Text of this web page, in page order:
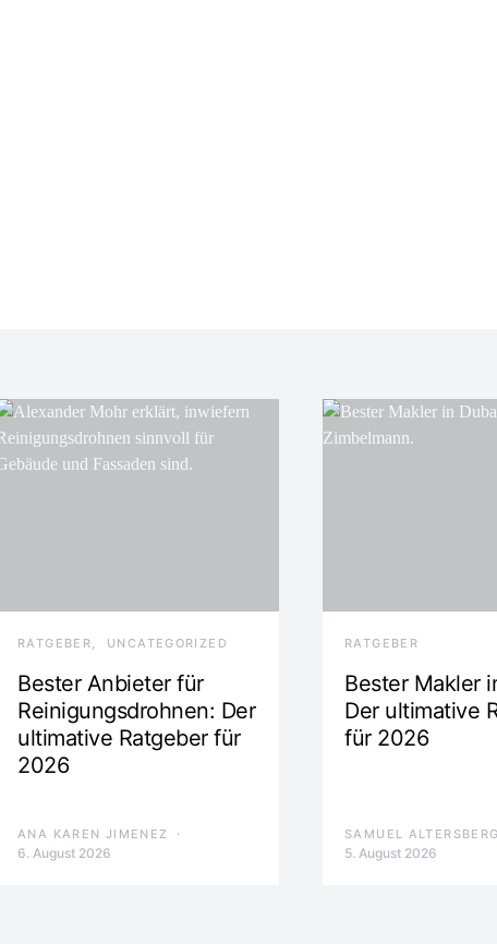
RATGEBER UNCATEGORIZED
Bester Anbieter für
Reinigungsdrohnen: Der
ultimative Ratgeber für
2026
ANA KAREN JIMENEZ
6. August 2026
RATGEBER
Bester Makler
Der ultimative
für 2026
SAMUEL
5. August 2026